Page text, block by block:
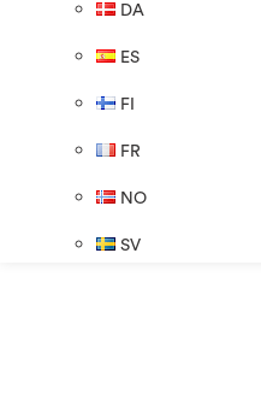
DA
ES
FI
FR
NO
SV